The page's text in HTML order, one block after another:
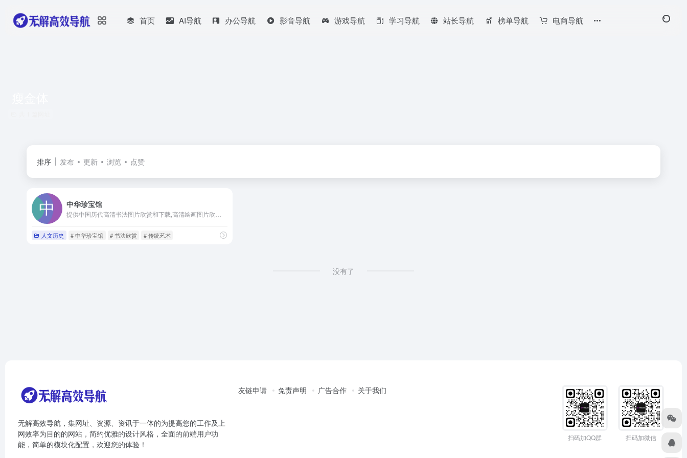
首页 AI导航 办公导航 影音导航 游戏导航 学习导航 站长导航 榜单导航 电商导航
排序 发布 更新 浏览 点赞
中华珍宝馆
人文历史 # 中华珍宝馆 # 书法欣赏 # 传统艺术
没有了
无解高效导航，集网址、资源、资讯于一体的为提高您的工作及上
网效率为目的的网站，简约优雅的设计风格，全面的前端用户功
能，简单的模块化配置，欢迎您的体验！
友链申请 免责声明 广告合作 关于我们
扫码加QQ群 扫码加微信